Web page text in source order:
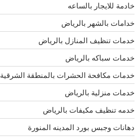
خادمة للايجار بالساعه
خدامات بالشهر بالرياض
خدمات تنظيف المنازل بالرياض
خدمات سباكه بالرياض
خدمات مكافحة الحشرات بالمنطقة الشرقية
خدمات منزلية بالرياض
خدمه تنظيف مكيفات بالرياض
دهانات وجبس بورد المدينه المنورة